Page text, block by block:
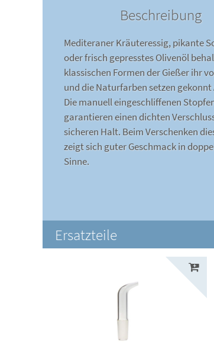
Beschreibung
Mediteraner Kräuteressig, pikante
oder frisch gepresstes Olivenöl
klassischen Formen der Gießer ihr
und die Naturfarben setzen gekonnt
Die manuell eingeschliffenen
garantieren einen dichten
sicheren Halt. Beim Verschenken
zeigt sich guter Geschmack in
Sinne.
Ersatzteile